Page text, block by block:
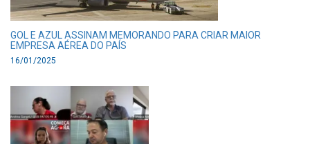
GOL E AZUL ASSINAM MEMORANDO PARA CRIAR MAIOR
EMPRESA AÉREA DO PAÍS
16/01/2025